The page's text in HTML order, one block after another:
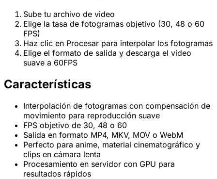
Sube tu archivo de video
Elige la tasa de fotogramas objetivo (30, 48 o 60
FPS)
Haz clic en Procesar para interpolar los fotogramas
Elige el formato de salida y descarga el video
suave a 60FPS
Características
Interpolación de fotogramas con compensación de
movimiento para reproducción suave
FPS objetivo de 30, 48 o 60
Salida en formato MP4, MKV, MOV o WebM
Perfecto para anime, material cinematográfico y
clips en cámara lenta
Procesamiento en servidor con GPU para
resultados rápidos